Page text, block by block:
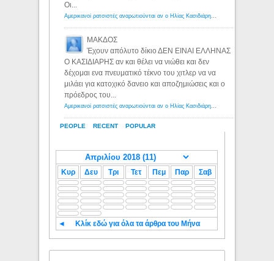
PEOPLE RECENT POPULAR
Οι...
Αμερικανοί ρατσιστές αναρωτιούνται αν ο Ηλίας Κασιδιάρης ανήκει στη λευκή φυλή... - Λόγιος Ερμής
ΜΑΚΔΟΣ
Έχουν απόλυτο δίκιο ΔΕΝ ΕΙΝΑΙ ΕΛΛΗΝΑΣ
Ο ΚΑΣΙΔΙΑΡΗΣ αν και θέλει να νιώθει και δεν
δέχομαι ενα πνευματικό τέκνο του χιτλερ να να
μιλάει για κατοχικό δανειο και αποζημιώσεις και ο
πρόεδρος του...
Αμερικανοί ρατσιστές αναρωτιούνται αν ο Ηλίας Κασιδιάρης ανήκει στη λευκή φυλή... - Λόγιος Ερμής
Κυρ Δευ Τρι Τετ Πεμ Παρ Σαβ
◄ Κλίκ εδώ για όλα τα άρθρα του Μήνα